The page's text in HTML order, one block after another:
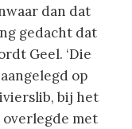
dan dat
gedacht dat
Geel. ‘Die
op
bij het
met